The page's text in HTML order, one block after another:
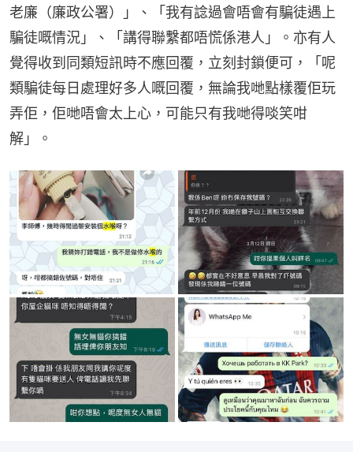
老廉（廉政公署）」、「我有諗過會唔會有騙徒遇上
騙徒嘅情況」、「講得聯繫都唔慌係港人」。亦有人
覺得收到同類短訊時不應回覆，立刻封鎖便可，「呢
類騙徒每日處理好多人嘅回覆，無論我哋點樣覆佢玩
弄佢，佢哋唔會太上心，可能只有我哋得啖笑咁
解」。